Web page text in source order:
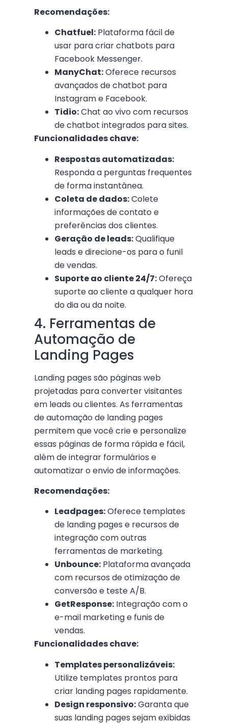
Recomendações:
Chatfuel: Plataforma fácil de
usar para criar chatbots para
Facebook Messenger.
ManyChat:Oferece recursos
avançados de chatbot para
Instagram e Facebook.
Tidio:Chat ao vivo com recursos
de chatbot integrados para sites.
Funcionalidades chave:
Respostas automatizadas:
Responda a perguntas frequentes
de forma instantânea.
Coleta de dados:Colete
informações de contato e
preferências dos clientes.
Geração de leads:Qualifique
leads e direcione-os para o funil
de vendas.
Suporte ao cliente 24/7:Ofereça
suporte ao cliente a qualquer hora
do dia ou da noite.
4. Ferramentas de
Automação de
Landing Pages
Landing pages são páginas web
projetadas para converter visitantes
em leads ou clientes. As ferramentas
de automação de landing pages
permitem que você crie e personalize
essas páginas de forma rápida e fácil,
além de integrar formulários e
automatizar o envio de informações.
Recomendações:
Leadpages:Oferece templates
de landing pages e recursos de
integração com outras
ferramentas de marketing.
Unbounce: Plataforma avançada
com recursos de otimização de
conversão e teste A/B.
GetResponse: Integração com o
e-mail marketing e funis de
vendas.
Funcionalidades chave:
Templates personalizáveis:
Utilize templates prontos para
criar landing pages rapidamente.
Design responsivo:Garanta que
suas landing pages sejam exibidas